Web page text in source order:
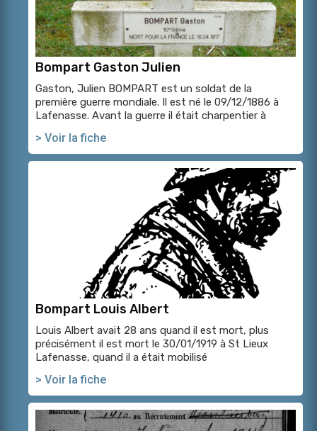
Bompart Gaston Julien
Gaston, Julien BOMPART est un soldat de la
première guerre mondiale. Il est né le 09/12/1886 à
Lafenasse. Avant la guerre il était charpentier à
> Voir la fiche
Bompart Louis Albert
Louis Albert avait 28 ans quand il est mort, plus
précisément il est mort le 30/01/1919 à St Lieux
Lafenasse, quand il a était mobilisé
> Voir la fiche